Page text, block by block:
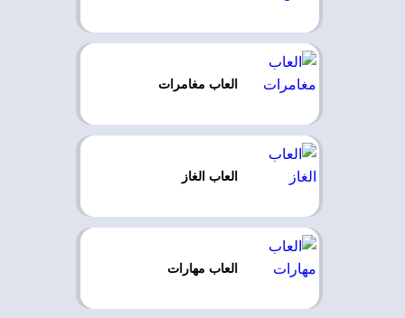
العاب مغامرات
العاب الغاز
العاب مهارات